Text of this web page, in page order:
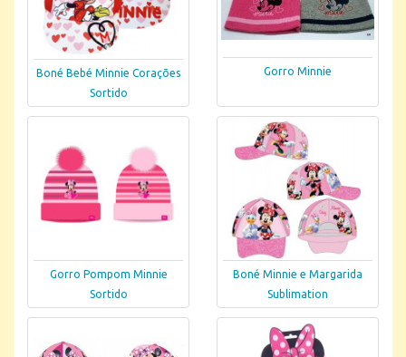
Boné Bebé Minnie Corações
Sortido
Gorro Minnie
Gorro Pompom Minnie
Sortido
Boné Minnie e Margarida
Sublimation